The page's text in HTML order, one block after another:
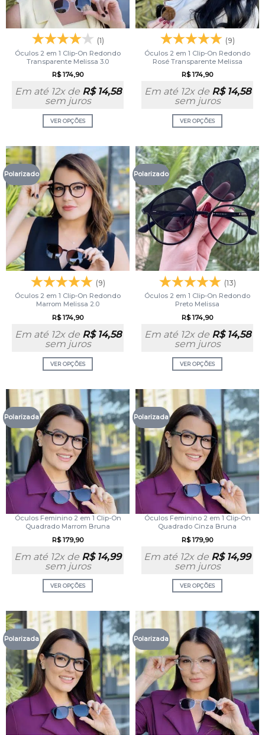
(1)
Óculos 2 em 1 Clip-On Redondo
Transparente Melissa 3.0
R$174,90
Em até 12x de R$14,58
sem juros
VER OPÇÕES
(9)
Óculos 2 em 1 Clip-On Redondo
Rosé Transparente Melissa
R$174,90
Em até 12x de R$14,58
sem juros
VER OPÇÕES
Polarizado
(9)
Óculos 2 em 1 Clip-On Redondo
Marrom Melissa 2.0
R$174,90
Em até 12x de R$14,58
sem juros
VER OPÇÕES
Polarizado
(13)
Óculos 2 em 1 Clip-On Redondo
Preto Melissa
R$174,90
Em até 12x de R$14,58
sem juros
VER OPÇÕES
Polarizada
Óculos Feminino 2 em 1 Clip-On
Quadrado Marrom Bruna
R$179,90
Em até 12x de R$14,99
sem juros
VER OPÇÕES
Polarizada
Óculos Feminino 2 em 1 Clip-On
Quadrado Cinza Bruna
R$179,90
Em até 12x de R$14,99
sem juros
VER OPÇÕES
Polarizada Polarizada